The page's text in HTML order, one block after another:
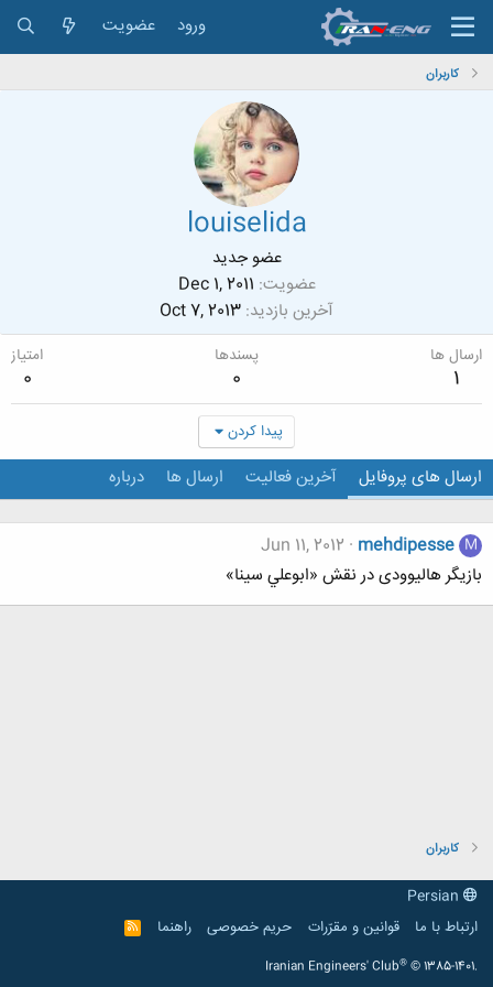
ورود عضویت
کاربران
louiselida
عضو جدید
عضویت Dec 1, 2011
آخرین بازدید Oct 7, 2013
ارسال ها
1
پسندها
0
امتیاز
0
پیدا کردن
ارسال های پروفایل آخرین فعالیت ارسال ها درباره
M
mehdipesse
Jun 11, 2012
بازیگر هالیوودی در نقش «ابوعلي سينا»
کاربران
ارتباط با ما
قوانین و مقرّرات حریم خصوصی راهنما
R
S
Iranian Engineers' Club® © 1385-1401.